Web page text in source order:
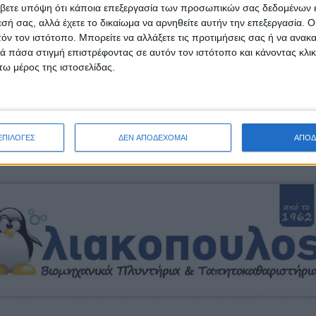
υπόψη ότι κάποια επεξεργασία των προσωπικών σας δεδομένων
σας, αλλά έχετε το δικαίωμα να αρνηθείτε αυτήν την επεξεργασία.
τον ιστότοπο. Μπορείτε να αλλάξετε τις προτιμήσεις σας ή να
στιγμή επιστρέφοντας σε αυτόν τον ιστότοπο και κάνοντας
μέρος της ιστοσελίδας.
ΔΕΝ ΑΠΟΔΕΧΟΜΑΙ
«PLAY & CONNECT», η οποία θα πραγματοποιηθεί
Μουσικού Σχολείου Αγρινίου, όπου οι μαθητές των
τα όργανά τους, θα παρουσιάσουν ένα πρόγραμμα
μέσα από τη σκηνική τους σύμπραξη να
καλές πρακτικές στον τομέα της μουσικής
πόλης.